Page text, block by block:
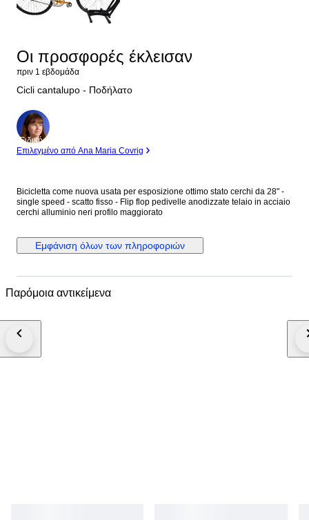
Οι προσφορές έκλεισαν
πριν 1 εβδομάδα
Cicli cantalupo - Ποδήλατο
Ειδικός
Επιλεγμένο από Ana Maria Covrig
Bicicletta come nuova usata per esposizione ottimo stato cerchi da 28" -
single speed - scatto fisso - Flip flop pedivelle anodizzate telaio in acciaio
cerchi alluminio neri profilo maggiorato
Εμφάνιση όλων των πληροφοριών
Παρόμοια αντικείμενα